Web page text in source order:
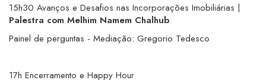
15h30 Avanços e Desafios nas Incorporações Imobiliárias |
Palestra com Melhim Namem Chalhub
Painel de perguntas - Mediação: Gregorio Tedesco
17h Encerramento e Happy Hour